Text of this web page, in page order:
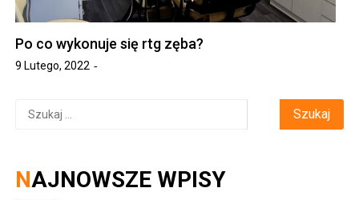
Po co wykonuje się rtg zęba?
9 Lutego, 2022
Szukaj:
NAJNOWSZE WPISY